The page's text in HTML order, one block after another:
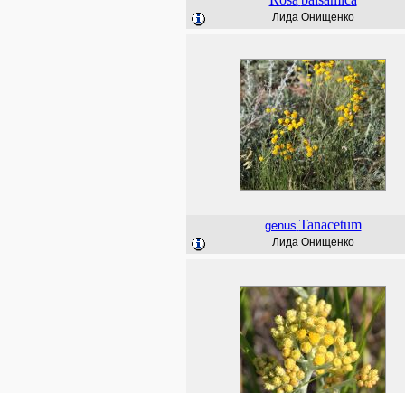
Лида Онищенко
genus Tanacetum
Лида Онищенко